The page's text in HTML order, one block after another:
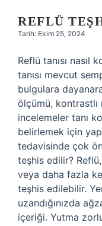
REFLÜ
Tarih: Ekim 25, 2024
Reflü tanısı nasıl
tanısı mevcut
bulgulara
ölçümü,
incelemeler tanı
belirlemek için
tedavisinde çok
teşhis edilir?
veya daha fazla
teşhis edilebilir.
uzandığınızda
içeriği. Yutma